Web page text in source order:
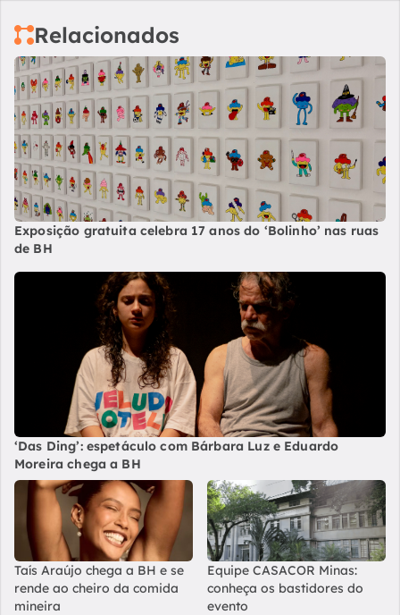
Relacionados
Exposição gratuita celebra 17 anos do ‘Bolinho’ nas ruas
de BH
‘Das Ding’: espetáculo com Bárbara Luz e Eduardo
Moreira chega a BH
Taís Araújo chega a BH e se
rende ao cheiro da comida
mineira
Equipe CASACOR Minas:
conheça os bastidores do
evento